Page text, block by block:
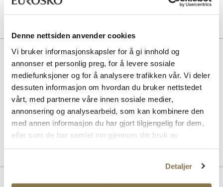
Denne nettsiden anvender cookies
Vi bruker informasjonskapsler for å gi innhold og
annonser et personlig preg, for å levere sosiale
mediefunksjoner og for å analysere trafikken vår. Vi deler
dessuten informasjon om hvordan du bruker nettstedet
vårt, med partnerne våre innen sosiale medier,
annonsering og analysearbeid, som kan kombinere den
med annen informasjon du har gjort tilgjengelig for dem,
eller som de har samlet inn gjennom din bruk av
Detaljer
Beskrivelse
Premium cupsole sneaker med klassisk snøring. Detaljen med de
Overdelen er laget i semsket skinn av beste kvalitet. Fôret og
innersålen er også laget i skinn, noe som gir et ekslusivt preg, samt
god komfort. Yttersålen i helstøpt gummi er myk og fleksibel.
Art. nr 05857005
Lev. art. nr25H2127
Produktdetaljer